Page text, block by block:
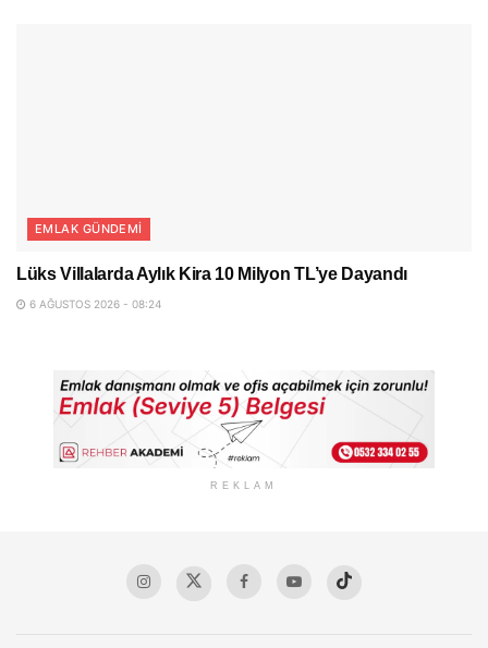
EMLAK GÜNDEMI
Lüks Villalarda Aylık Kira 10 Milyon TL’ye Dayandı
6 AĞUSTOS 2026 - 08:24
REKLAM